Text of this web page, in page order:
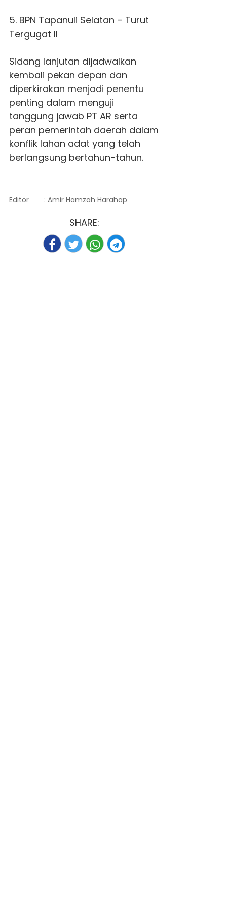
5. BPN Tapanuli Selatan – Turut
Tergugat II
Sidang lanjutan dijadwalkan
kembali pekan depan dan
diperkirakan menjadi penentu
penting dalam menguji
tanggung jawab PT AR serta
peran pemerintah daerah dalam
konflik lahan adat yang telah
berlangsung bertahun-tahun.
Editor : Amir Hamzah Harahap
SHARE: